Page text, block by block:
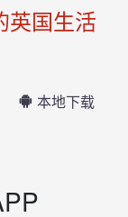
英国生活
本地下载